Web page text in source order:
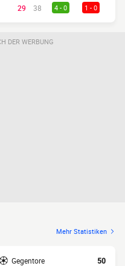
29 38 4 - 0 1 - 0
DER WERBUNG
Mehr Statistiken
Gegentore 50